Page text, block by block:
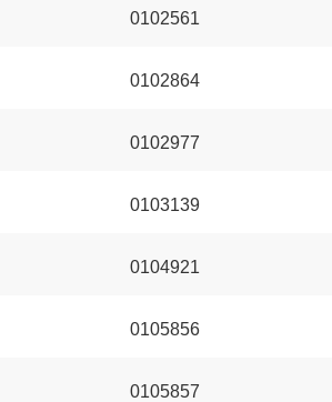
0102561
0102864
0102977
0103139
0104921
0105856
0105857